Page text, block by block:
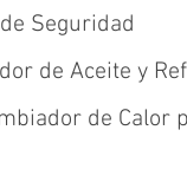
Seguridad
de Aceite y
de Calor